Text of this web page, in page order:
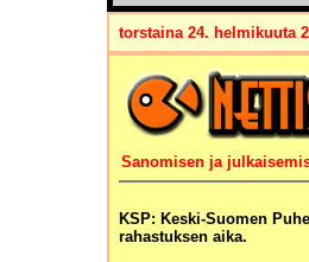
torstaina 24. helmikuuta
Sanomisen ja
KSP: Keski-Suomen
rahastuksen aika.